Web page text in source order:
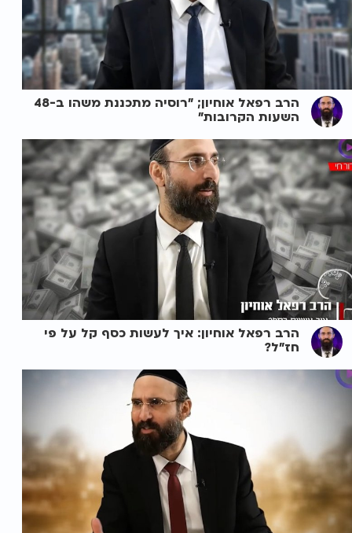
הרב רפאל אוחיון; "רוסיה מתכננת משהו ב-48
השעות הקרובות"
הרב רפאל אוחיון: איך לעשות כסף קל על פי
חז"ל?